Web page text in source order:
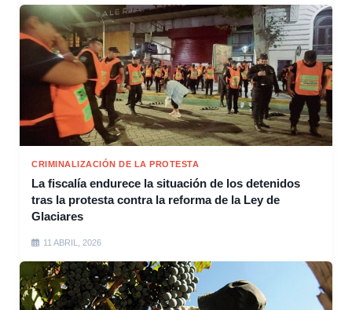
CRIMINALIZACIÓN DE LA PROTESTA
La fiscalía endurece la situación de los detenidos
tras la protesta contra la reforma de la Ley de
Glaciares
11 ABRIL, 2026